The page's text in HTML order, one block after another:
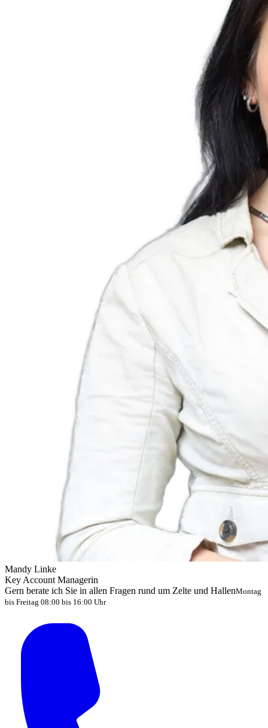
Mandy Linke
Key Account Managerin
Gern berate ich Sie in allen Fragen rund um Zelte und HallenMontag
bis Freitag 08:00 bis 16:00 Uhr